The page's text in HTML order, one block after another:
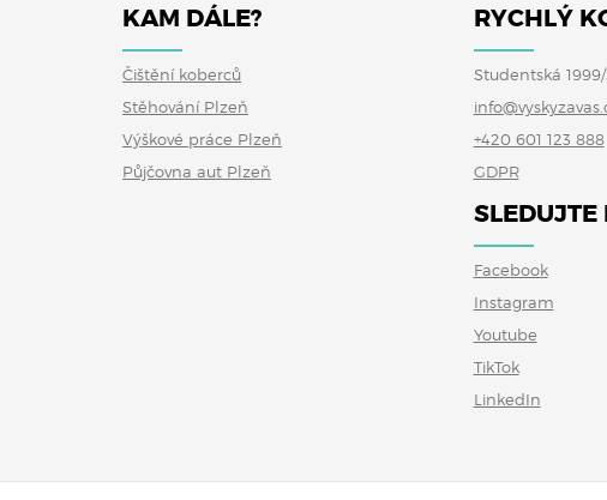
KAM DÁLE?
Čištění koberců
Stěhování Plzeň
Výškové práce Plzeň
Půjčovna aut Plzeň
RYCHLÝ
Studentská
+420 601 123 888
GDPR
SLEDUJTE
Facebook
Instagram
Youtube
TikTok
LinkedIn